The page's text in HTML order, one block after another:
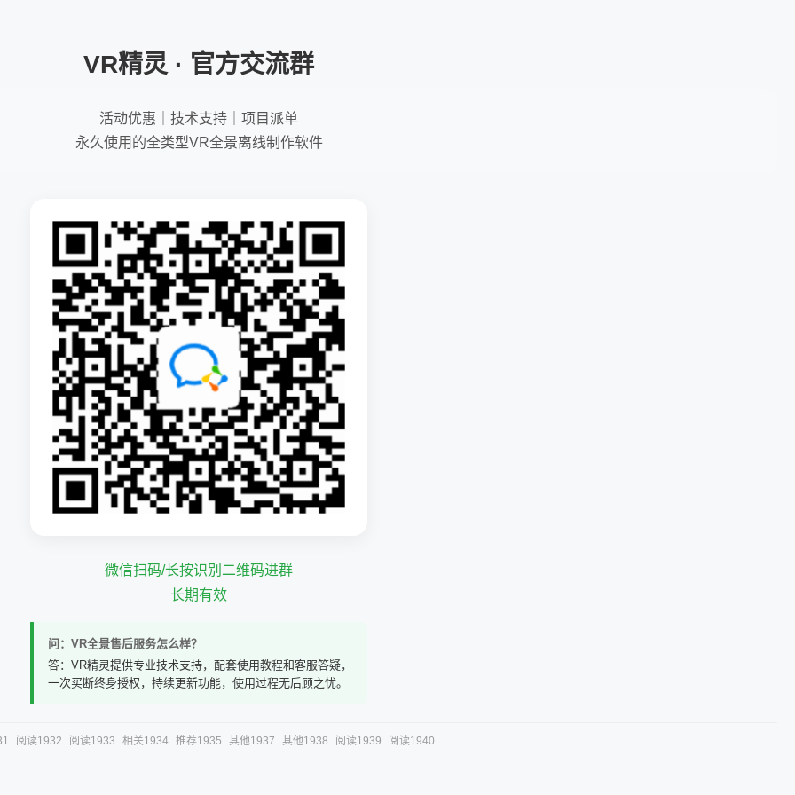
VR精灵 · 官方交流群
活动优惠｜技术支持｜项目派单
永久使用的全类型VR全景离线制作软件
微信扫码/长按识别二维码进群
长期有效
问：VR全景售后服务怎么样？
答：VR精灵提供专业技术支持，配套使用教程和客服答疑，
一次买断终身授权，持续更新功能，使用过程无后顾之忧。
阅读1932 阅读1933 相关1934 推荐1935 其他1937 其他1938 阅读1939 阅读1940